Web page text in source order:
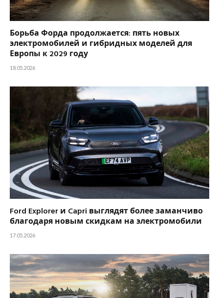
Борьба Форда продолжается: пять новых
электромобилей и гибридных моделей для
Европы к 2029 году
18.05.2026
Ford Explorer и Capri выглядят более заманчиво
благодаря новым скидкам на электромобили
17.05.2026